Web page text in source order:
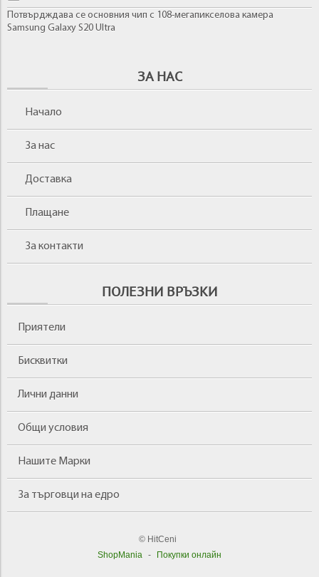
Потвърдждава се основния чип с 108-мегапикселова камера
Samsung Galaxy S20 Ultra
ЗА НАС
Начало
За нас
Доставка
Плащане
За контакти
ПОЛЕЗНИ ВРЪЗКИ
Приятели
Бисквитки
Лични данни
Общи условия
Нашите Марки
За търговци на едро
© HitCeni
ShopMania - Покупки онлайн